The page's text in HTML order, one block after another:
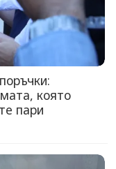
която
пари